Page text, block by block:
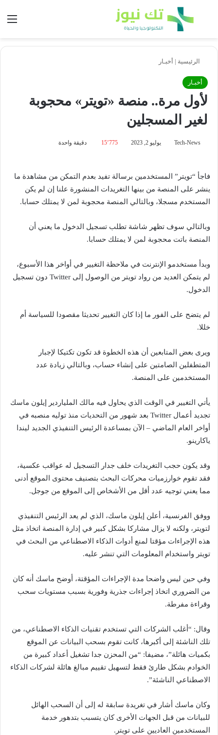
بحث عن
الرئيسية | أخبـار
أخبـار
لأول مرة.. منصة «تويتر» محجوبة
لغير المسجلين
Tech-News يوليو 2, 2023 15٬775 دقيقة واحدة
فاجأ “تويتر” المستخدمين برسالة تفيد بعدم التمكن من مشاهدة ما
ينشر على المنصة من بينها التغريدات المنشورة علنا إن لم يكن
المستخدم مسجلا، وبالتالي المنصة محجوبة لمن لا يمتلك حسابا.
وبالتالي سوف تظهر شاشة تطلب تسجيل الدخول ما يعني أن
المنصة باتت محجوبة لمن لا يمتلك حسابا.
وبدأ مستخدمو الإنترنت في ملاحظة التغيير في أواخر هذا الأسبوع،
لم يتمكن العديد من رواد تويتر من الوصول إلى Twitter دون تسجيل
الدخول.
لم يتضح على الفور ما إذا كان التغيير تحديثا مقصودا للسياسة أم
خللا.
ويرى بعض المتابعين أن هذه الخطوة قد تكون تكتيكا لإجبار
المتطفلين الصامتين على إنشاء حساب، وبالتالي زيادة عدد
المستخدمين على المنصة.
يأتي التغيير في الوقت الذي يحاول فيه مالك الملياردير إيلون ماسك
تجديد أعمال Twitter بعد شهور من التحديات منذ توليه منصبه في
أواخر العام الماضي – الآن بمساعدة الرئيس التنفيذي الجديد ليندا
ياكارينو.
وقد يكون حجب التغريدات خلف جدار التسجيل له عواقب عكسية،
فقد تقوم خوارزميات محركات البحث بتصنيف محتوى الموقع أدنى
مما يعني توجيه عدد أقل من الأشخاص إلى الموقع من جوجل.
ووفق الفرنسية، أعلن إيلون ماسك، الذي لم يعد الرئيس التنفيذي
لتويتر، ولكنه لا يزال مشاركا بشكل كبير في إدارة المنصة اتخاذ مثل
هذه الإجراءات مؤقتا لمنع أدوات الذكاء الاصطناعي من البحث في
تويتر واستخدام المعلومات التي تنشر عليه.
وفي حين ليس واضحا مدة الإجراءات المؤقتة، أوضح ماسك أنه كان
من الضروري اتخاذ إجراءات جذرية وفورية بسبب مستويات سحب
وقراءة مفرطة.
وقال: “أغلب الشركات التي تستخدم تقنيات الذكاء الاصطناعي، من
تلك الناشئة إلى أكبرها، كانت تقوم بسحب البيانات عن الموقع
بكميات هائلة”، مضيفا: “من المحزن جدا تشغيل أعداد كبيرة من
الخوادم بشكل طارئ فقط لتسهيل تقييم مبالغ هائلة لشركات الذكاء
الاصطناعي الناشئة”.
وكان ماسك أشار في تغريدة سابقة له إلى أن السحب الهائل
للبيانات من قبل الجهات الأخرى كان يتسبب بتدهور خدمة
المستخدمين العاديين على تويتر.